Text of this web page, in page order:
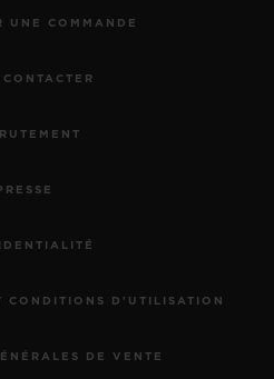
UNE COMMANDE
CONTACTER
CONDITIONS D'UTILISATION
DE VENTE